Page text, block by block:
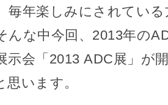
毎年楽しみにされてい
んな中今回、2013年の
示会「2013 ADC展」が
います。